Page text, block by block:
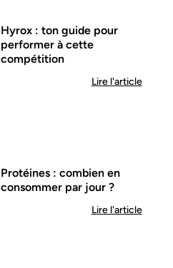
Hyrox : ton guide pour
performer à cette
compétition
Lire l'article
Protéines : combien en
consommer par jour ?
Lire l'article